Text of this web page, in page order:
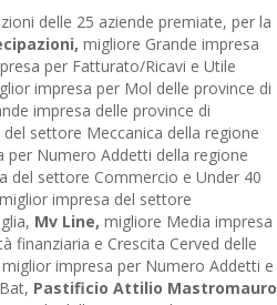
delle 25 aziende premiate, per la
migliore Grande impresa
per Fatturato/Ricavi e Utile
impresa per Mol delle province di
impresa delle province di
settore Meccanica della regione
per Numero Addetti della regione
del settore Commercio e Under 40
miglior impresa del settore
Mv Line, migliore Media impresa
finanziaria e Crescita Cerved delle
miglior impresa per Numero Addetti e
Pastificio Attilio Mastromauro